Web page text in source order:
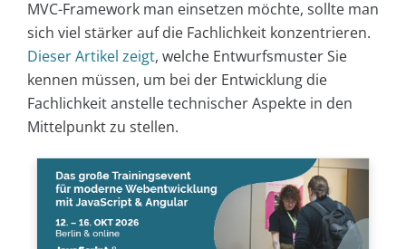
MVC-Framework man einsetzen möchte, sollte man
sich viel stärker auf die Fachlichkeit konzentrieren.
Dieser Artikel zeigt, welche Entwurfsmuster Sie
kennen müssen, um bei der Entwicklung die
Fachlichkeit anstelle technischer Aspekte in den
Mittelpunkt zu stellen.